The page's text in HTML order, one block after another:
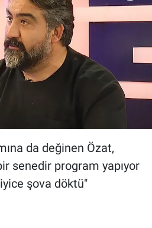
da değinen Özat,
senedir program yapıyor
şova döktü"